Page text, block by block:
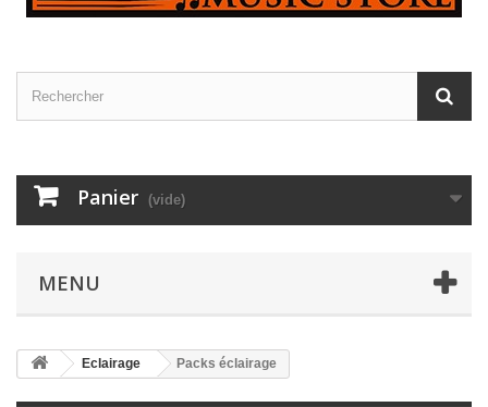
Panier (vide)
MENU
Eclairage Packs éclairage